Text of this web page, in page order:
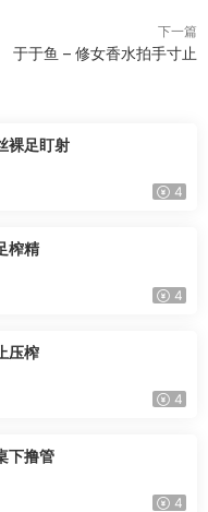
下一篇
于于鱼 – 修女香水拍手寸止
裸足盯射
4
榨精
4
压榨
4
下撸管
4